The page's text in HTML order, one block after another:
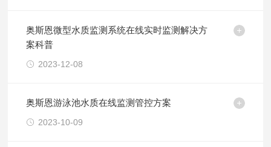
奥斯恩微型水质监测系统在线实时监测解决方
案科普
2023-12-08
奥斯恩游泳池水质在线监测管控方案
2023-10-09